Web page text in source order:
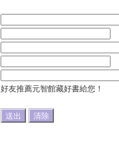
好友推薦元智館藏好書給您！